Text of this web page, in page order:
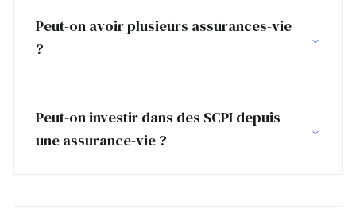
Peut-on avoir plusieurs assurances-vie
?
Peut-on investir dans des SCPI depuis
une assurance-vie ?